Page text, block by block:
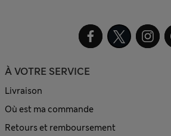
À VOTRE SERVICE
Livraison
Où est ma commande
Retours et remboursement